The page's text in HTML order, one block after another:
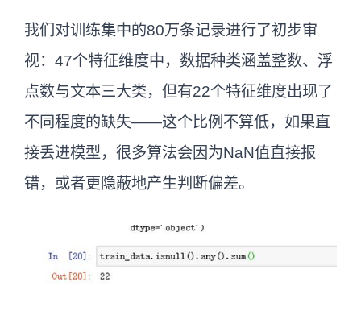
我们对训练集中的80万条记录进行了初步审
视：47个特征维度中，数据种类涵盖整数、浮
点数与文本三大类，但有22个特征维度出现了
不同程度的缺失——这个比例不算低，如果直
接丢进模型，很多算法会因为NaN值直接报
错，或者更隐蔽地产生判断偏差。